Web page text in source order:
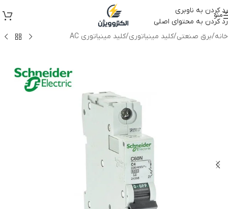
رد کردن به ناوبری
رد کردن به محتوای اصلی
منو
خانه/برق صنعتی/کلید مینیاتوری/کلید مینیاتوری AC